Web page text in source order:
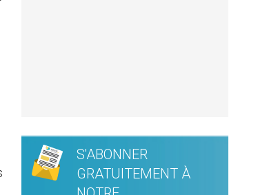
S'ABONNER
GRATUITEMENT À